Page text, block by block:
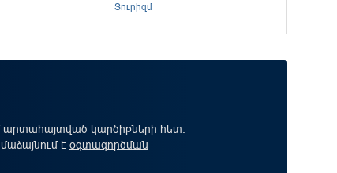
Տուրիզմ
արտահայտված կարծիքների հետ:
է օգտագործման